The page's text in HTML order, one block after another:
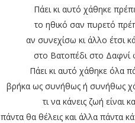
Πάει κι αυτό χάθηκε
το ηθικό σαν πυρετό
αν συνεχίσω κι άλλο έτσι
στο Βατοπέδι στο
Πάει κι αυτό χάθηκε όλα
βρήκα ως συνήθως ή συνήθως
τι να κάνεις ζωή είναι
πάντα θα θέλεις και άλλα πάντα